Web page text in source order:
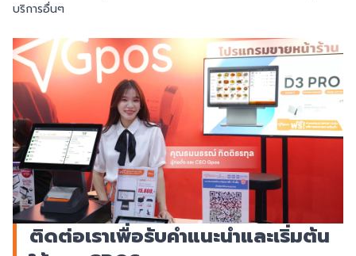
บริการอื่นๆ
ติดต่อเราเพื่อรับคำแนะนำและเริ่มต้น